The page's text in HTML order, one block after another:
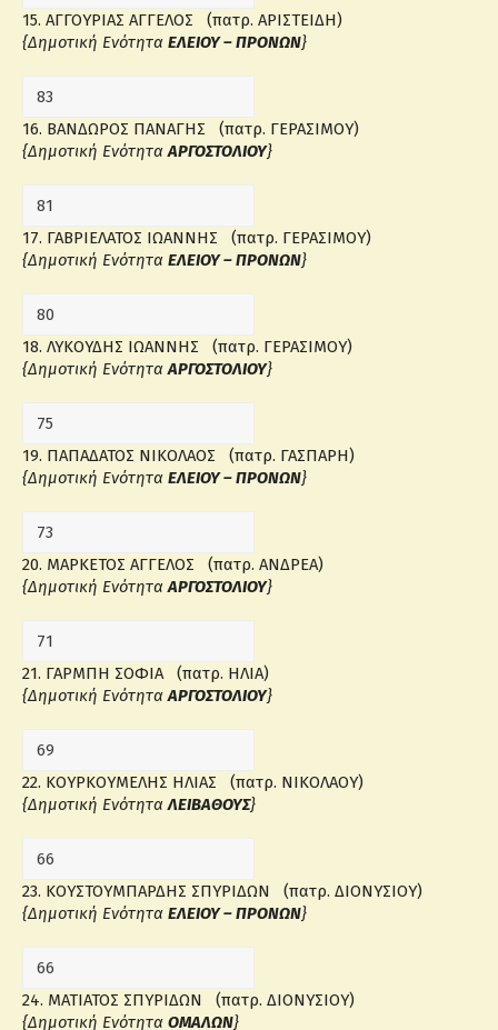
15. ΑΓΓΟΥΡΙΑΣ ΑΓΓΕΛΟΣ (πατρ. ΑΡΙΣΤΕΙΔΗ)
{Δημοτική Ενότητα ΕΛΕΙΟΥ – ΠΡΟΝΩΝ}
16. ΒΑΝΔΩΡΟΣ ΠΑΝΑΓΗΣ (πατρ. ΓΕΡΑΣΙΜΟΥ)
{Δημοτική ΕνότηταΑΡΓΟΣΤΟΛΙΟΥ}
17. ΓΑΒΡΙΕΛΑΤΟΣ ΙΩΑΝΝΗΣ (πατρ. ΓΕΡΑΣΙΜΟΥ)
{Δημοτική Ενότητα ΕΛΕΙΟΥ – ΠΡΟΝΩΝ}
18. ΛΥΚΟΥΔΗΣ ΙΩΑΝΝΗΣ (πατρ. ΓΕΡΑΣΙΜΟΥ)
{Δημοτική ΕνότηταΑΡΓΟΣΤΟΛΙΟΥ}
19. ΠΑΠΑΔΑΤΟΣ ΝΙΚΟΛΑΟΣ (πατρ. ΓΑΣΠΑΡΗ)
{Δημοτική Ενότητα ΕΛΕΙΟΥ – ΠΡΟΝΩΝ}
20. ΜΑΡΚΕΤΟΣ ΑΓΓΕΛΟΣ (πατρ. ΑΝΔΡΕΑ)
{Δημοτική ΕνότηταΑΡΓΟΣΤΟΛΙΟΥ}
21. ΓΑΡΜΠΗ ΣΟΦΙΑ (πατρ. ΗΛΙΑ)
{Δημοτική ΕνότηταΑΡΓΟΣΤΟΛΙΟΥ}
22. ΚΟΥΡΚΟΥΜΕΛΗΣ ΗΛΙΑΣ (πατρ. ΝΙΚΟΛΑΟΥ)
{Δημοτική ΕνότηταΛΕΙΒΑΘΟΥΣ}
23. ΚΟΥΣΤΟΥΜΠΑΡΔΗΣ ΣΠΥΡΙΔΩΝ (πατρ. ΔΙΟΝΥΣΙΟΥ)
{Δημοτική Ενότητα ΕΛΕΙΟΥ – ΠΡΟΝΩΝ}
24. ΜΑΤΙΑΤΟΣ ΣΠΥΡΙΔΩΝ (πατρ. ΔΙΟΝΥΣΙΟΥ)
{Δημοτική Ενότητα ΟΜΑΛΩΝ}